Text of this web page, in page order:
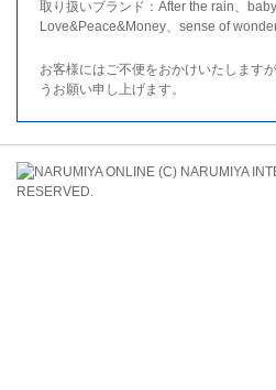
取り扱いブランド：After the rain、
Love&Peace&Money、sense of
お客様にはご不便をおかけいたします
うお願い申し上げます。